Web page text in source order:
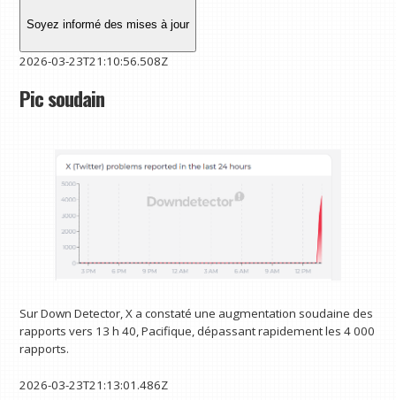
Soyez informé des mises à jour
2026-03-23T21:10:56.508Z
Pic soudain
Sur Down Detector, X a constaté une augmentation soudaine des
rapports vers 13 h 40, Pacifique, dépassant rapidement les 4 000
rapports.
2026-03-23T21:13:01.486Z